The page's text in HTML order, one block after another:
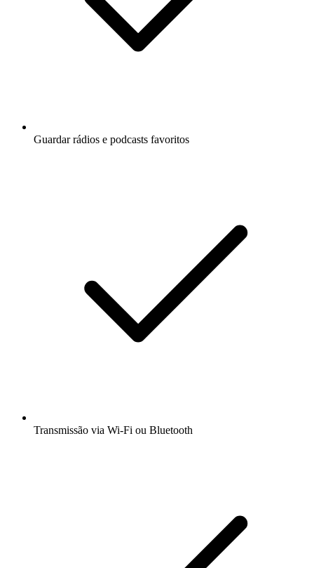
Guardar rádios e podcasts favoritos
Transmissão via Wi-Fi ou Bluetooth